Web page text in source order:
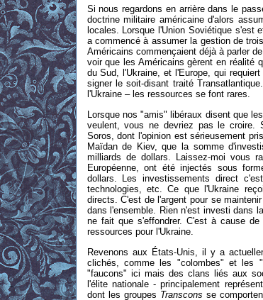
Si nous regardons en arrière dans le
doctrine militaire américaine d'alors
locales. Lorsque l'Union Soviétique s'est
a commencé à assumer la gestion de
Américains commençaient déjà à parler
voir que les Américains gèrent en réalité
du Sud, l'Ukraine, et l'Europe, qui
signer le soit-disant traité
l'Ukraine – les ressources se font rares.
Lorsque nos "amis" libéraux disent que
veulent, vous ne devriez pas le croire.
Soros, dont l'opinion est sérieusement
Maïdan de Kiev, que la somme
milliards de dollars. Laissez-moi vous
Européenne, ont été injectés sous
dollars. Les investissements direct
technologies, etc. Ce que l'Ukraine
directs. C'est de l'argent pour se
dans l'ensemble. Rien n'est investi dans
ne fait que s'effondrer. C'est à cause
ressources pour l'Ukraine.
Revenons aux États-Unis, il y a
clichés, comme les "colombes" et
"faucons" ici mais des clans liés aux
l'élite nationale - principalement
dont les groupes Transcons se